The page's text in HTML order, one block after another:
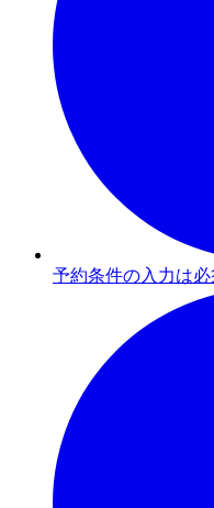
予約条件の入力は必